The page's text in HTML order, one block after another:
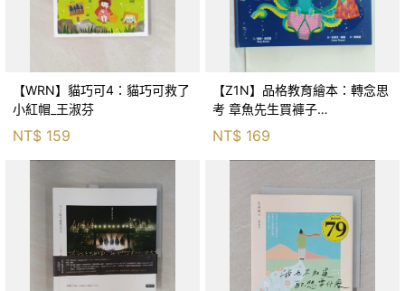
【WRN】貓巧可4：貓巧可救了
小紅帽_王淑芬
NT$ 159
【Z1N】品格教育繪本：轉念思
考 章魚先生買褲子
(Octopants)_蘇西‧西尼爾, 黃筱
NT$ 169